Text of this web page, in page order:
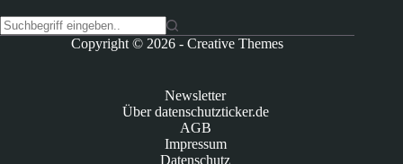
Copyright © 2026 -Creative Themes
Newsletter
Über datenschutzticker.de
AGB
Impressum
Datenschutz